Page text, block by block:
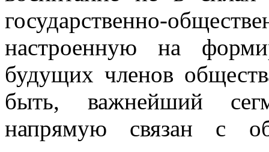
государственно-
настроенную на
будущих членов
быть, важнейший
напрямую связан с